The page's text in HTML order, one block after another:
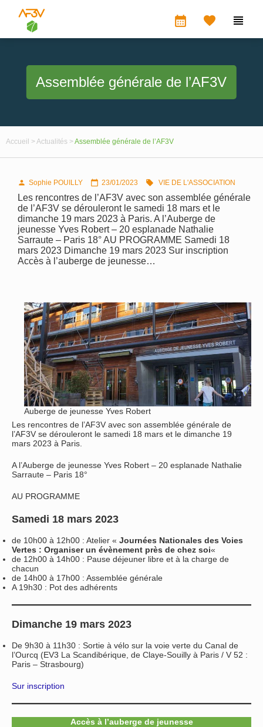
calendar_month  
Assemblée générale de l’AF3V
Accueil > Actualités > Assemblée générale de l’AF3V
 Sophie POUILLY  23/01/2023  VIE DE L'ASSOCIATION
Les rencontres de l’AF3V avec son assemblée générale
de l’AF3V se dérouleront le samedi 18 mars et le
dimanche 19 mars 2023 à Paris. A l’Auberge de
jeunesse Yves Robert – 20 esplanade Nathalie
Sarraute – Paris 18° AU PROGRAMME Samedi 18
mars 2023 Dimanche 19 mars 2023 Sur inscription
Accès à l’auberge de jeunesse…
Auberge de jeunesse Yves Robert
Les rencontres de l’AF3V avec son assemblée générale de
l’AF3V se dérouleront le samedi 18 mars et le dimanche 19
mars 2023 à Paris.
A l’Auberge de jeunesse Yves Robert – 20 esplanade Nathalie
Sarraute – Paris 18°
AU PROGRAMME
Samedi 18 mars 2023
de 10h00 à 12h00 : Atelier « Journées Nationales des Voies
Vertes : Organiser un évènement près de chez soi«
de 12h00 à 14h00 : Pause déjeuner libre et à la charge de
chacun
de 14h00 à 17h00 : Assemblée générale
A 19h30 : Pot des adhérents
Dimanche 19 mars 2023
De 9h30 à 11h30 : Sortie à vélo sur la voie verte du Canal de
l’Ourcq (EV3 La Scandibérique, de Claye-Souilly à Paris / V 52 :
Paris – Strasbourg)
Sur inscription
Accès à l’auberge de jeunesse